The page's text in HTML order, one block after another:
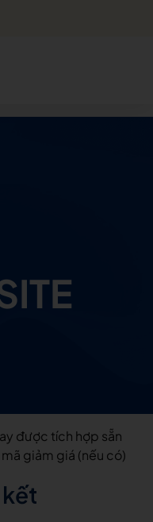
được tích hợp sẵn
giảm giá (nếu có)
kết